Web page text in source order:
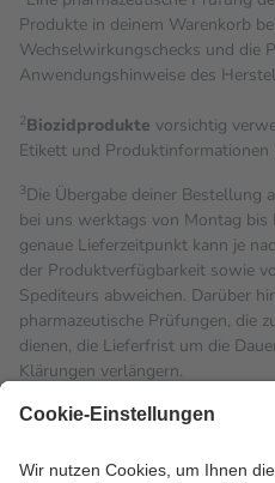
Produkte in deinem Warenkorb
Wechselwirkungschecks und die
Anwendungshinweise des
2Biozidprodukte vorsichtig
Etikett und Produktinformationen
3Die Übergabe deiner Bestellung
bei uns werktags von Montag bis
genaue Lieferzeitpunkt kann je
der Produktverfügbarkeit sowie
Spediteurs abweichen. Darüber
pharmazeutische Prüfungen, die
dienen, die Lieferfrist um die
Klärungen verlängern.
4Für verschreibungspflichtige
gesetzliche Krankenversicherung